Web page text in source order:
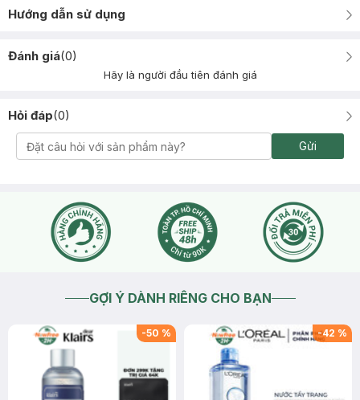
Hướng dẫn sử dụng
Đánh giá(0)
Hãy là người đầu tiên đánh giá
Hỏi đáp(0)
Gửi
GỢI Ý DÀNH RIÊNG CHO BẠN
-50 % -42 %